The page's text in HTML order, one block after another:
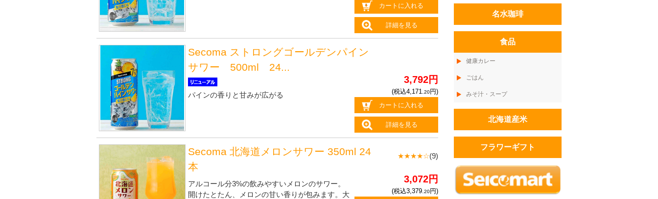
カートに入れる
詳細を見る
Secoma ストロングゴールデンパイン
サワー 500ml 24...
パインの香りと甘みが広がる
3,792円
(税込4,171. 20円)
カートに入れる
詳細を見る
Secoma 北海道メロンサワー 350ml 24
本
アルコール分3%の飲みやすいメロンのサワー。
開けたとたん、メロンの甘い香りが包みます。大
★★★★☆(9)
3,072円
(税込3,379. 20円)
名水珈琲
食品
健康カレー
ごはん
みそ汁・スープ
北海道産米
フラワーギフト